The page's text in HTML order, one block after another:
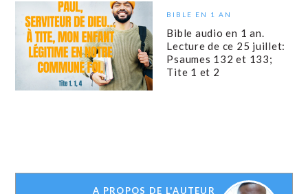
BIBLE EN 1 AN
Bible audio en 1 an.
Lecture de ce 25 juillet:
Psaumes 132 et 133;
Tite 1 et 2
A PROPOS DE L'AUTEUR